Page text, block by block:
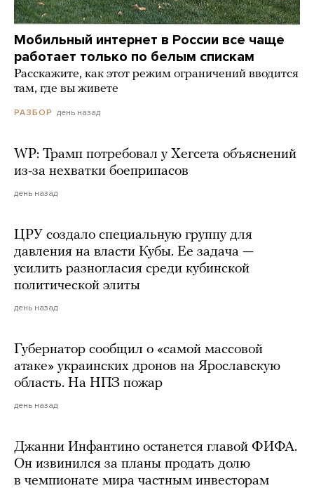
Мобильный интернет в России все чаще
работает только по белым спискам
Расскажите, как этот режим ограничений вводится
там, где вы живете
РАЗБОР день назад
WP: Трамп потребовал у Хегсета объяснений
из-за нехватки боеприпасов
день назад
ЦРУ создало специальную группу для
давления на власти Кубы. Ее задача —
усилить разногласия среди кубинской
политической элиты
день назад
Губернатор сообщил о «самой массовой
атаке» украинских дронов на Ярославскую
область. На НПЗ пожар
день назад
Джанни Инфантино останется главой ФИФА.
Он извинился за планы продать долю
в чемпионате мира частным инвесторам